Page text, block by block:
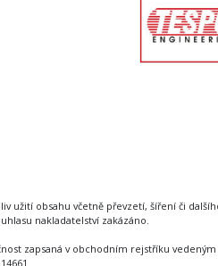
užití obsahu včetně převzetí, šíření či
nakladatelství zakázáno.
zapsaná v obchodním rejstříku